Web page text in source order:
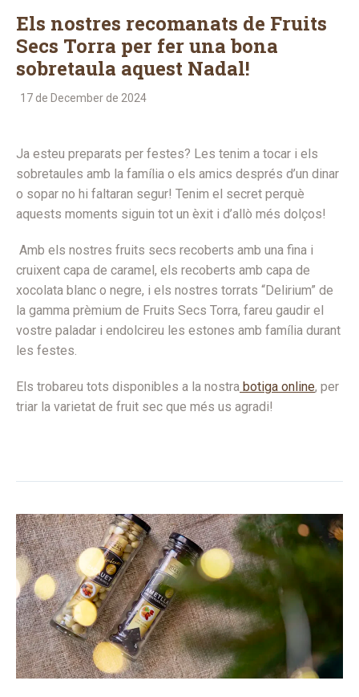
Els nostres recomanats de Fruits
Secs Torra per fer una bona
sobretaula aquest Nadal!
17 de December de 2024
Ja esteu preparats per festes? Les tenim a tocar i els
sobretaules amb la família o els amics després d’un dinar
o sopar no hi faltaran segur! Tenim el secret perquè
aquests moments siguin tot un èxit i d’allò més dolços!
Amb els nostres fruits secs recoberts amb una fina i
cruixent capa de caramel, els recoberts amb capa de
xocolata blanc o negre, i els nostres torrats “Delirium” de
la gamma prèmium de Fruits Secs Torra, fareu gaudir el
vostre paladar i endolcireu les estones amb família durant
les festes.
Els trobareu tots disponibles a la nostra botiga online, per
triar la varietat de fruit sec que més us agradi!